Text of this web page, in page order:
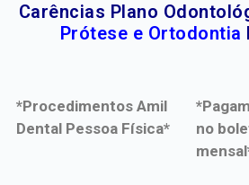
Carências Plano
Prótese e Ortodontia
*Procedimentos Amil
Dental Pessoa Física*
no